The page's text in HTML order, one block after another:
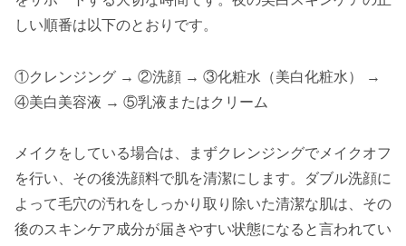
しい順番は以下のとおりです。
①クレンジング → ②洗顔 → ③化粧水（美白化粧水） →
④美白美容液 → ⑤乳液またはクリーム
メイクをしている場合は、まずクレンジングでメイクオフ
を行い、その後洗顔料で肌を清潔にします。ダブル洗顔に
よって毛穴の汚れをしっかり取り除いた清潔な肌は、その
後のスキンケア成分が届きやすい状態になると言われてい